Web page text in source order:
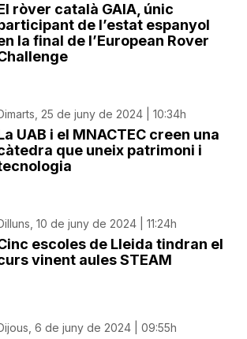
ròver català GAIA, únic
de l’estat espanyol
la final de l’European Rover
25 de juny de 2024 | 10:34h
UAB i el MNACTEC creen una
que uneix patrimoni i
10 de juny de 2024 | 11:24h
escoles de Lleida tindran el
vinent aules STEAM
6 de juny de 2024 | 09:55h